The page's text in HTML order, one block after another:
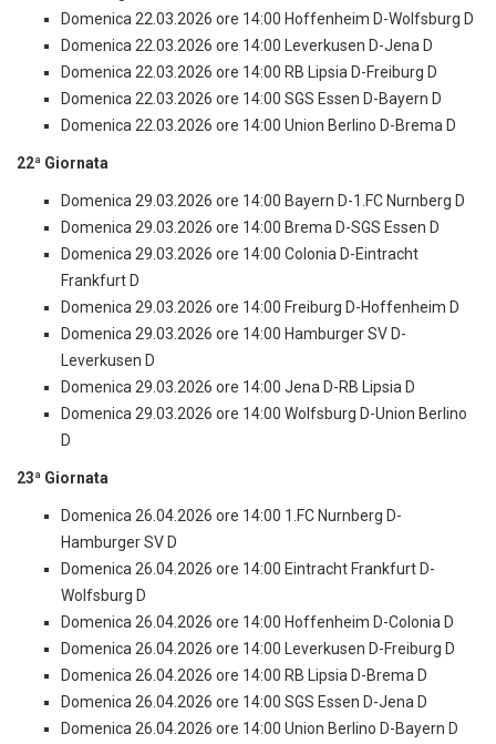
Domenica 22.03.2026 ore 14:00 Hoffenheim D-Wolfsburg D
Domenica 22.03.2026 ore 14:00 Leverkusen D-Jena D
Domenica 22.03.2026 ore 14:00 RB Lipsia D-Freiburg D
Domenica 22.03.2026 ore 14:00 SGS Essen D-Bayern D
Domenica 22.03.2026 ore 14:00 Union Berlino D-Brema D
22ª Giornata
Domenica 29.03.2026 ore 14:00 Bayern D-1.FC Nurnberg D
Domenica 29.03.2026 ore 14:00 Brema D-SGS Essen D
Domenica 29.03.2026 ore 14:00 Colonia D-Eintracht
Frankfurt D
Domenica 29.03.2026 ore 14:00 Freiburg D-Hoffenheim D
Domenica 29.03.2026 ore 14:00 Hamburger SV D-
Leverkusen D
Domenica 29.03.2026 ore 14:00 Jena D-RB Lipsia D
Domenica 29.03.2026 ore 14:00 Wolfsburg D-Union Berlino
D
23ª Giornata
Domenica 26.04.2026 ore 14:00 1.FC Nurnberg D-
Hamburger SV D
Domenica 26.04.2026 ore 14:00 Eintracht Frankfurt D-
Wolfsburg D
Domenica 26.04.2026 ore 14:00 Hoffenheim D-Colonia D
Domenica 26.04.2026 ore 14:00 Leverkusen D-Freiburg D
Domenica 26.04.2026 ore 14:00 RB Lipsia D-Brema D
Domenica 26.04.2026 ore 14:00 SGS Essen D-Jena D
Domenica 26.04.2026 ore 14:00 Union Berlino D-Bayern D